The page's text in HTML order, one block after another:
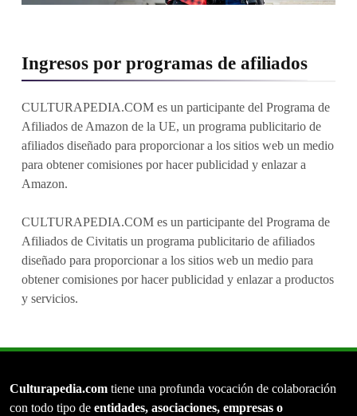
Ingresos por programas de afiliados
CULTURAPEDIA.COM es un participante del Programa de
Afiliados de Amazon de la UE, un programa publicitario de
afiliados diseñado para proporcionar a los sitios web un medio
para obtener comisiones por hacer publicidad y enlazar a
Amazon.
CULTURAPEDIA.COM es un participante del Programa de
Afiliados de Civitatis un programa publicitario de afiliados
diseñado para proporcionar a los sitios web un medio para
obtener comisiones por hacer publicidad y enlazar a productos
y servicios.
Culturapedia.com tiene una profunda vocación de colaboración
con todo tipo de entidades, asociaciones, empresas o